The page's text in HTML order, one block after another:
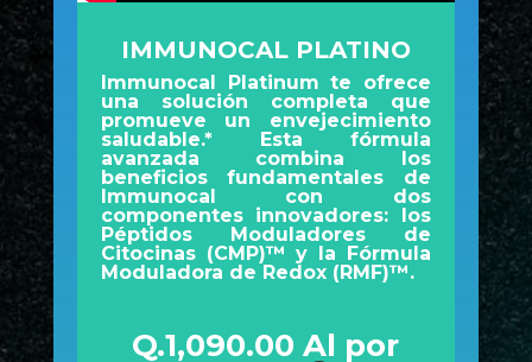
IMMUNOCAL PLATINO
Immunocal Platinum te ofrece
una solución completa que
promueve un envejecimiento
saludable.* Esta fórmula
avanzada combina los
beneficios fundamentales de
Immunocal con dos
componentes innovadores: los
Péptidos Moduladores de
Citocinas (CMP)™ y la Fórmula
Moduladora de Redox (RMF)™.
Q.1,090.00 Al por